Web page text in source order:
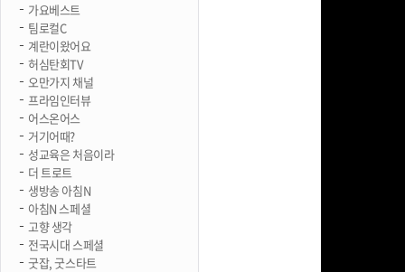
가요베스트
팀로컬C
계란이왔어요
허심탄회TV
오만가지 채널
프라임인터뷰
어스온어스
거기어때?
성교육은 처음이라
더 트로트
생방송 아침N
아침N 스페셜
고향 생각
전국시대 스페셜
굿잡, 굿스타트